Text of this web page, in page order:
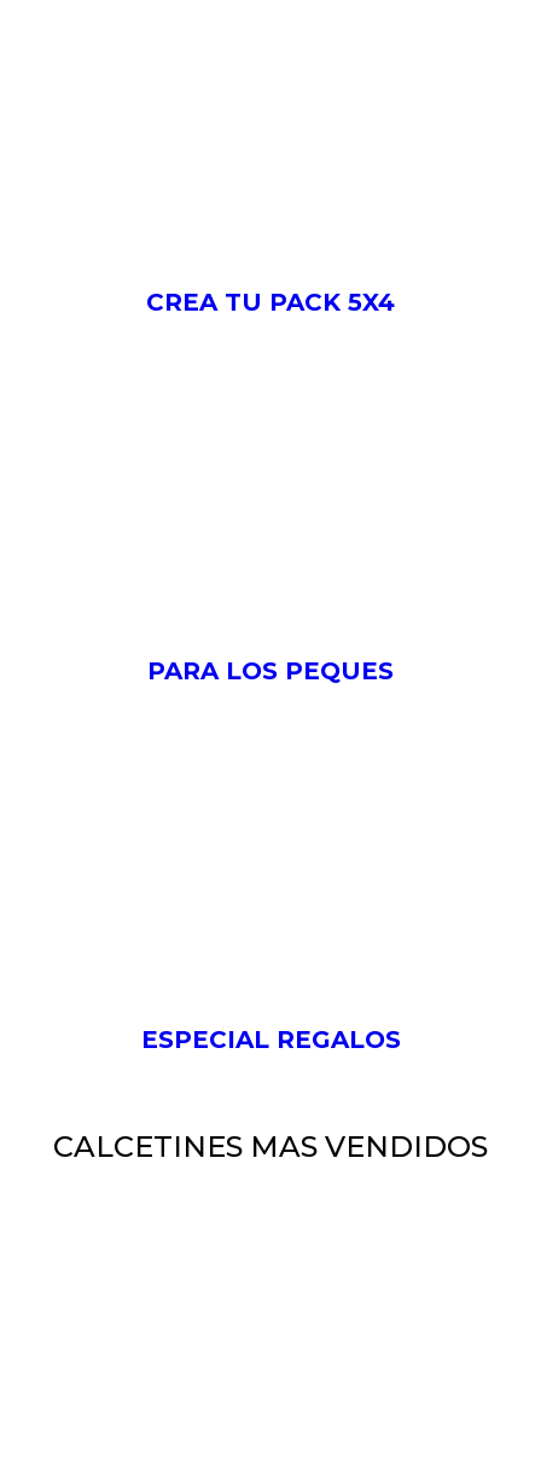
CREA TU PACK 5X4
PARA LOS PEQUES
ESPECIAL REGALOS
CALCETINES MAS VENDIDOS